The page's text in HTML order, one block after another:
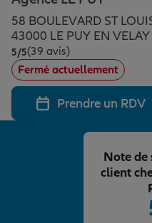
Assurance emprunteur
Prévoyance et
Assurance animal de
Protection de la famille
Protection juridique
Épargne & retraite
Plan épargne retraite
Assurance vie
Placements financiers
Investissements
Vos projets
Partir en vacances
Conseil assurance
58 BOULEVARD ST
43000 LE PUY EN VELAY
5/5Note de 5 sur 5
(39 avis)
Fermé actuellement
Prendre un RDV
Note
client